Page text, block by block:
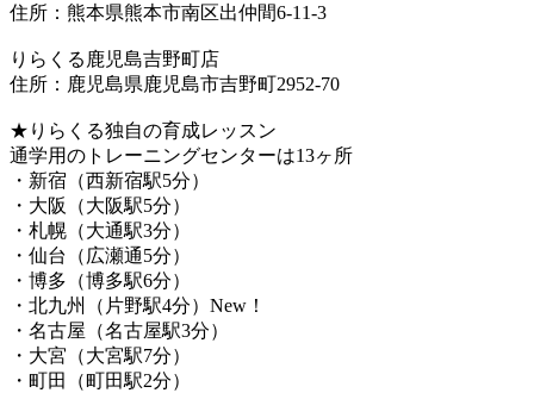
住所：熊本県熊本市南区出仲間6-11-3
りらくる鹿児島吉野町店
住所：鹿児島県鹿児島市吉野町2952-70
★りらくる独自の育成レッスン
通学用のトレーニングセンターは13ヶ所
・新宿（西新宿駅5分）
・大阪（大阪駅5分）
・札幌（大通駅3分）
・仙台（広瀬通5分）
・博多（博多駅6分）
・北九州（片野駅4分）New！
・名古屋（名古屋駅3分）
・大宮（大宮駅7分）
・町田（町田駅2分）